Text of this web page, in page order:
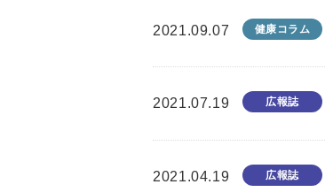
2021.09.07 健康コラム
2021.07.19 広報誌
2021.04.19 広報誌